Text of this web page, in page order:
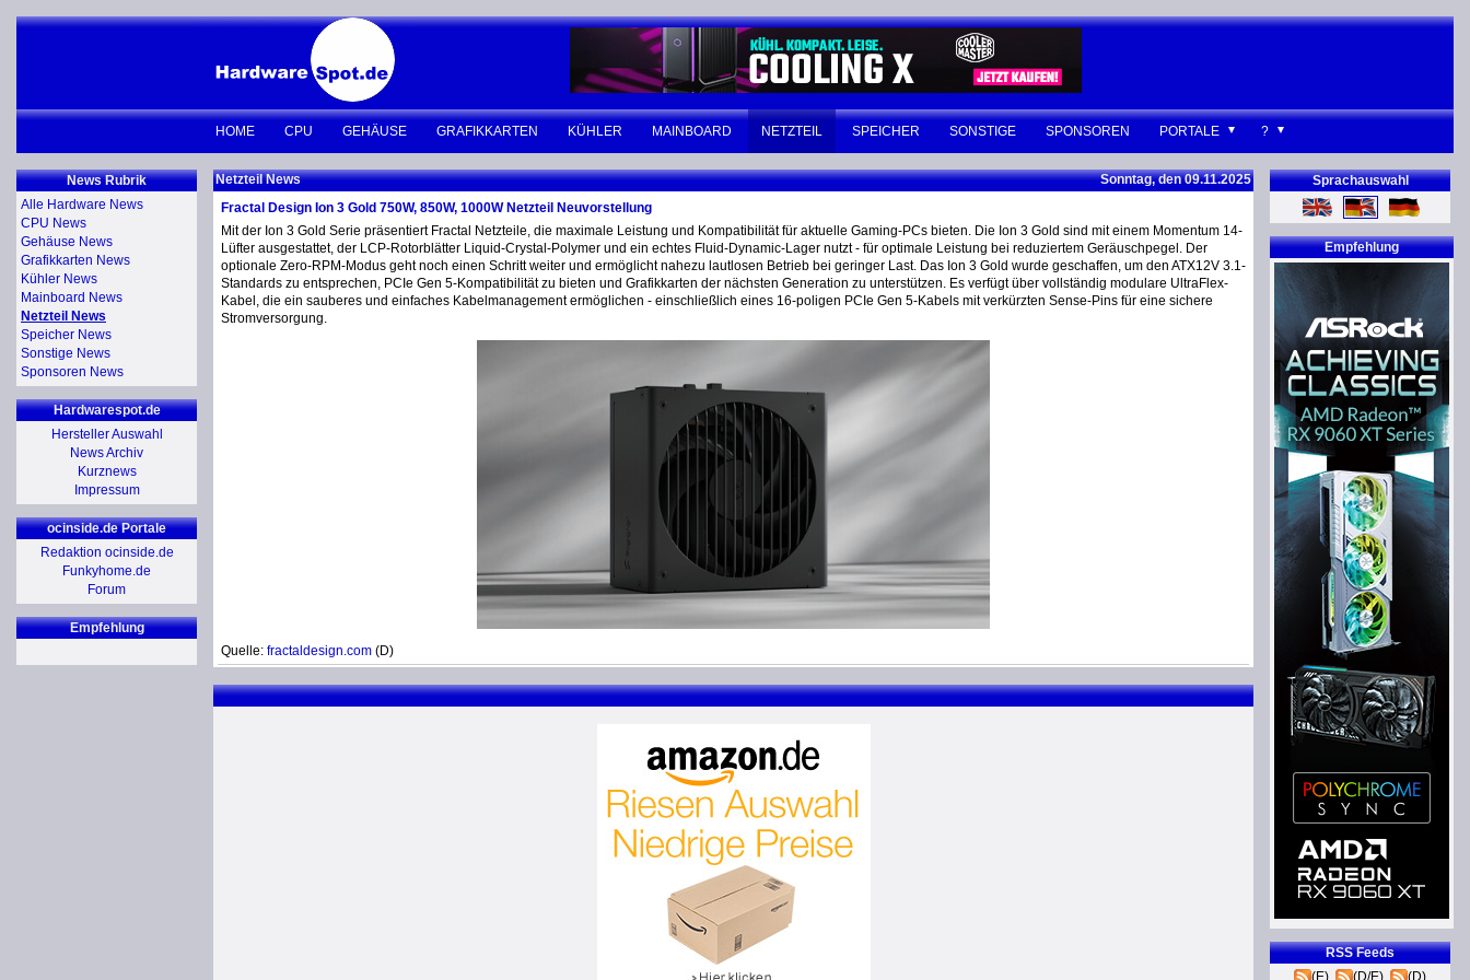
HOME CPU GEHÄUSE GRAFIKKARTEN KÜHLER MAINBOARD NETZTEIL SPEICHER SONSTIGE SPONSOREN PORTALE ?
News Rubrik
Alle Hardware News
CPU News
Gehäuse News
Grafikkarten News
Kühler News
Mainboard News
Netzteil News
Speicher News
Sonstige News
Sponsoren News
Hardwarespot.de
Hersteller Auswahl
News Archiv
Kurznews
Impressum
ocinside.de Portale
Redaktion ocinside.de
Funkyhome.de
Forum
Empfehlung
Netzteil News
Sonntag, den 09.11.2025
Fractal Design Ion 3 Gold 750W, 850W, 1000W Netzteil Neuvorstellung
Mit der Ion 3 Gold Serie präsentiert Fractal Netzteile, die maximale Leistung und Kompatibilität für aktuelle Gaming-PCs bieten. Die Ion 3 Gold sind mit einem Momentum 14-
Lüfter ausgestattet, der LCP-Rotorblätter Liquid-Crystal-Polymer und ein echtes Fluid-Dynamic-Lager nutzt - für optimale Leistung bei reduziertem Geräuschpegel. Der
optionale Zero-RPM-Modus geht noch einen Schritt weiter und ermöglicht nahezu lautlosen Betrieb bei geringer Last. Das Ion 3 Gold wurde geschaffen, um den ATX12V 3.1-
Standards zu entsprechen, PCIe Gen 5-Kompatibilität zu bieten und Grafikkarten der nächsten Generation zu unterstützen. Es verfügt über vollständig modulare UltraFlex-
Kabel, die ein sauberes und einfaches Kabelmanagement ermöglichen - einschließlich eines 16-poligen PCIe Gen 5-Kabels mit verkürzten Sense-Pins für eine sichere
Stromversorgung.
Quelle: fractaldesign.com (D)
Sprachauswahl
Empfehlung
RSS Feeds
(E)
(D/E) (D)